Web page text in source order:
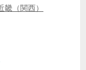
畿（関西）